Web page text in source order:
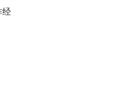
经